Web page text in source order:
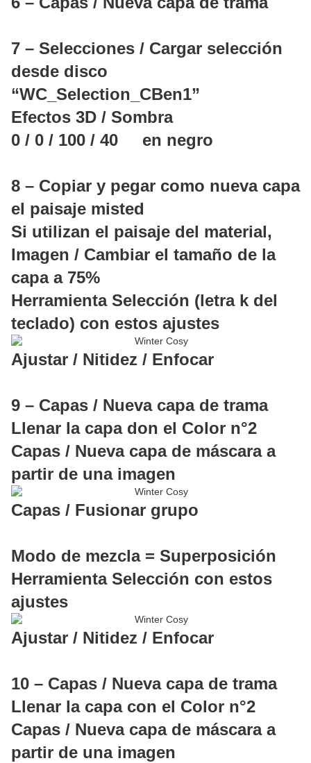
7 – Selecciones / Cargar selección
desde disco
“WC_Selection_CBen1”
Efectos 3D / Sombra
0 / 0 / 100 / 40 en negro
8 – Copiar y pegar como nueva capa
el paisaje misted
Si utilizan el paisaje del material,
Imagen / Cambiar el tamaño de la
capa a 75%
Herramienta Selección (letra k del
teclado) con estos ajustes
Ajustar / Nitidez / Enfocar
9 – Capas / Nueva capa de trama
Llenar la capa don el Color n°2
Capas / Nueva capa de máscara a
partir de una imagen
Capas / Fusionar grupo
Modo de mezcla = Superposición
Herramienta Selección con estos
ajustes
Ajustar / Nitidez / Enfocar
10 – Capas / Nueva capa de trama
Llenar la capa con el Color n°2
Capas / Nueva capa de máscara a
partir de una imagen